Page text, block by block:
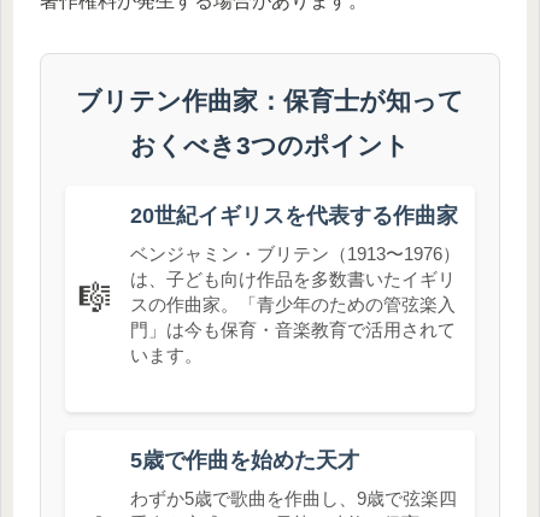
ブリテン作曲家：保育士が知って
おくべき3つのポイント
🎼
20世紀イギリスを代表する作曲家
ベンジャミン・ブリテン（1913〜1976）
は、子ども向け作品を多数書いたイギリ
スの作曲家。「青少年のための管弦楽入
門」は今も保育・音楽教育で活用されて
います。
5歳で作曲を始めた天才
わずか5歳で歌曲を作曲し、9歳で弦楽四